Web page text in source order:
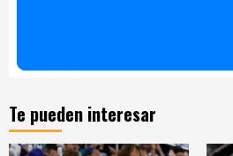
Te pueden interesar